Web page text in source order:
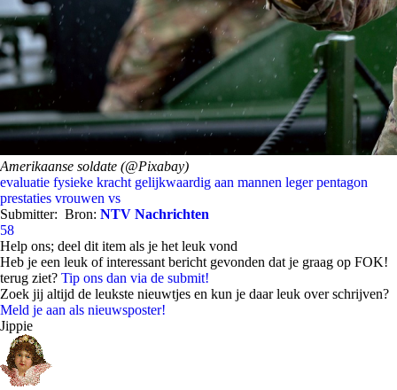
Amerikaanse soldate (@Pixabay)
evaluatie fysieke kracht gelijkwaardig aan mannen leger pentagon
prestaties vrouwen vs
Submitter: Bron: NTV Nachrichten
58
Help ons; deel dit item als je het leuk vond
Heb je een leuk of interessant bericht gevonden dat je graag op FOK!
terug ziet? Tip ons dan via de submit!
Zoek jij altijd de leukste nieuwtjes en kun je daar leuk over schrijven?
Meld je aan als nieuwsposter!
Jippie